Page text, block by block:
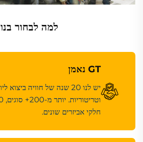
למה לבחור בנו
GT נאמן
חלקי אביזרים שונים.